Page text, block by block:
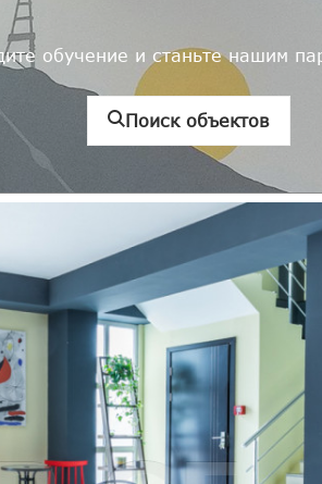
обучение и станьте нашим
Поиск объектов